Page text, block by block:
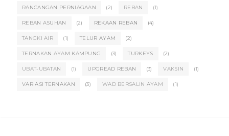
RANCANGAN PERNIAGAAN (2) REBAN (1)
REBAN ASUHAN (2) REKAAN REBAN (4)
TANGKI AIR (1) TELUR AYAM (2)
TERNAKAN AYAM KAMPUNG (3) TURKEYS (2)
UBAT-UBATAN (1) UPGREAD REBAN (3) VAKSIN (1)
VARIASI TERNAKAN (3) WAD BERSALIN AYAM (1)